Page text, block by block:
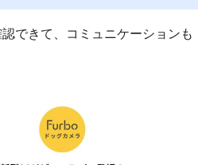
できて、コミュニケーションも